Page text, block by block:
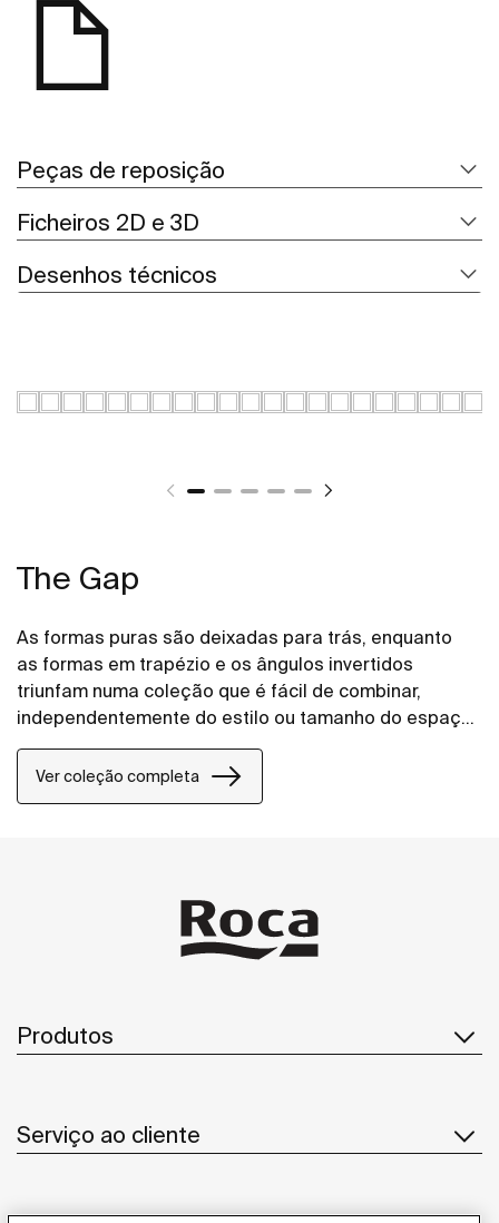
Peças de reposição
Ficheiros 2D e 3D
Desenhos técnicos
The Gap
As formas puras são deixadas para trás, enquanto
as formas em trapézio e os ângulos invertidos
triunfam numa coleção que é fácil de combinar,
independentemente do estilo ou tamanho do espaço
de banho.
Ver coleção completa
Produtos
Serviço ao cliente